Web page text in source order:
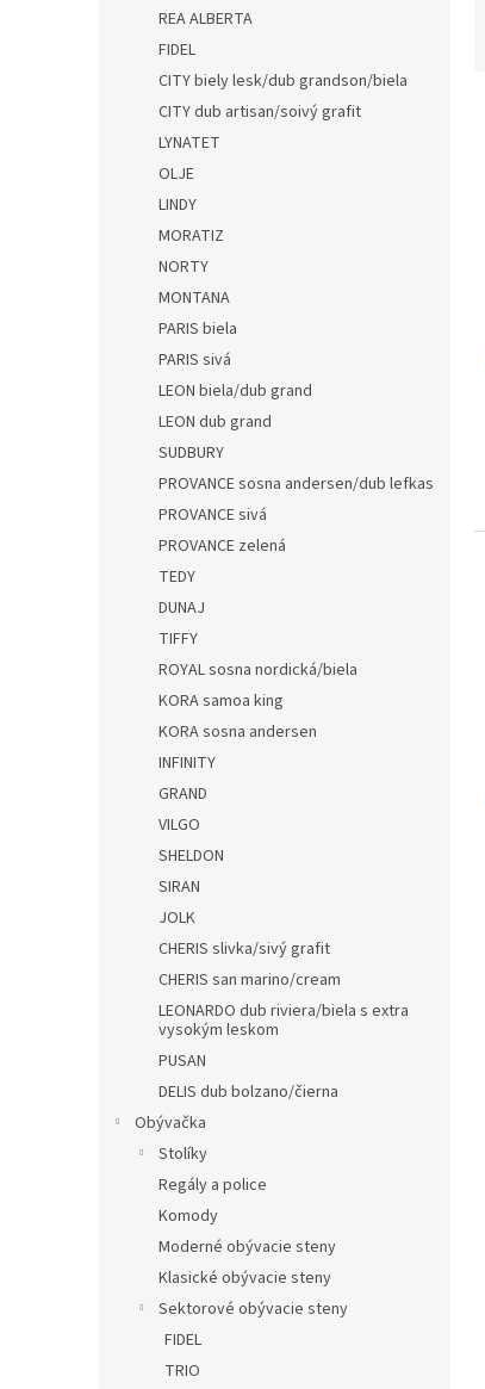
REA ALBERTA
FIDEL
CITY biely lesk/dub grandson/biela
CITY dub artisan/soivý grafit
LYNATET
OLJE
LINDY
MORATIZ
NORTY
MONTANA
PARIS biela
PARIS sivá
LEON biela/dub grand
LEON dub grand
SUDBURY
PROVANCE sosna andersen/dub lefkas
PROVANCE sivá
PROVANCE zelená
TEDY
DUNAJ
TIFFY
ROYAL sosna nordická/biela
KORA samoa king
KORA sosna andersen
INFINITY
GRAND
VILGO
SHELDON
SIRAN
JOLK
CHERIS slivka/sivý grafit
CHERIS san marino/cream
LEONARDO dub riviera/biela s extra
vysokým leskom
PUSAN
DELIS dub bolzano/čierna
Obývačka
Stolíky
Regály a police
Komody
Moderné obývacie steny
Klasické obývacie steny
Sektorové obývacie steny
FIDEL
TRIO